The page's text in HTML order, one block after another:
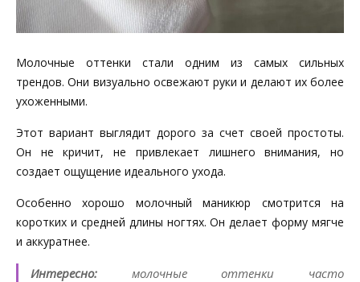
Молочные оттенки стали одним из самых сильных
трендов. Они визуально освежают руки и делают их более
ухоженными.
Этот вариант выглядит дорого за счет своей простоты.
Он не кричит, не привлекает лишнего внимания, но
создает ощущение идеального ухода.
Особенно хорошо молочный маникюр смотрится на
коротких и средней длины ногтях. Он делает форму мягче
и аккуратнее.
Интересно:
молочные оттенки часто